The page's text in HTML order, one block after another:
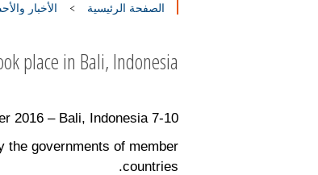
الصفحة الرئيسية الأخبار
place in Bali, Indonesia
7-10 November 2016 – Bali, Indonesia
the governments of member
countries.